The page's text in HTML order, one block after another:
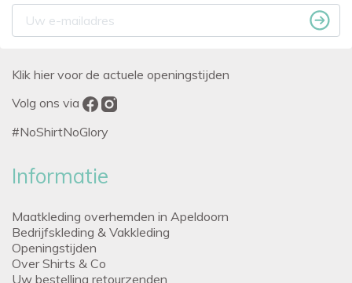
Klik hier voor de actuele openingstijden
Volg ons via
#NoShirtNoGlory
Informatie
Maatkleding overhemden in Apeldoorn
Bedrijfskleding & Vakkleding
Openingstijden
Over Shirts & Co
Uw bestelling retourzenden